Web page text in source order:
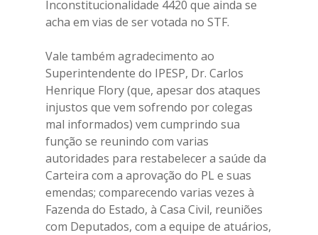
Inconstitucionalidade 4420 que ainda se
acha em vias de ser votada no STF.
Vale também agradecimento ao
Superintendente do IPESP, Dr. Carlos
Henrique Flory (que, apesar dos ataques
injustos que vem sofrendo por colegas
mal informados) vem cumprindo sua
função se reunindo com varias
autoridades para restabelecer a saúde da
Carteira com a aprovação do PL e suas
emendas; comparecendo varias vezes à
Fazenda do Estado, à Casa Civil, reuniões
com Deputados, com a equipe de atuários,